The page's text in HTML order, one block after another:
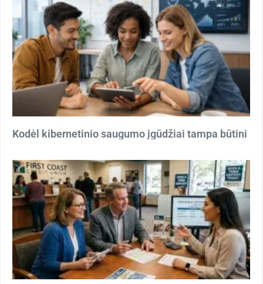
Kodėl kibernetinio saugumo įgūdžiai tampa būtini